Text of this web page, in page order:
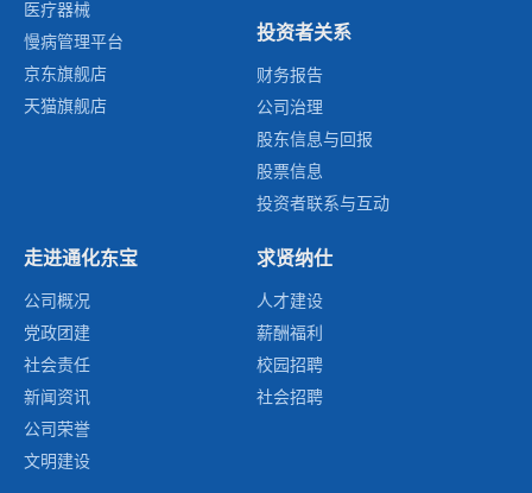
医疗器械
慢病管理平台
京东旗舰店
天猫旗舰店
投资者关系
财务报告
公司治理
股东信息与回报
股票信息
投资者联系与互动
走进通化东宝
公司概况
党政团建
社会责任
新闻资讯
公司荣誉
文明建设
求贤纳仕
人才建设
薪酬福利
校园招聘
社会招聘